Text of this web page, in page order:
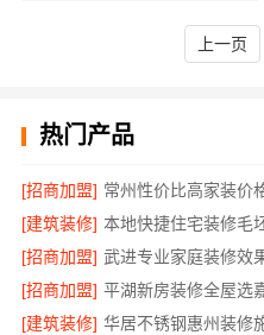
上一页
热门产品
[招商加盟]
[建筑装修]
[招商加盟]
[招商加盟] 平湖新房装修全屋选
[建筑装修] 华居不锈钢惠州装修